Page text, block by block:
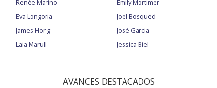
Renée Marino
Eva Longoria
James Hong
Laia Marull
Emily Mortimer
Joel Bosqued
José Garcia
Jessica Biel
AVANCES DESTACADOS